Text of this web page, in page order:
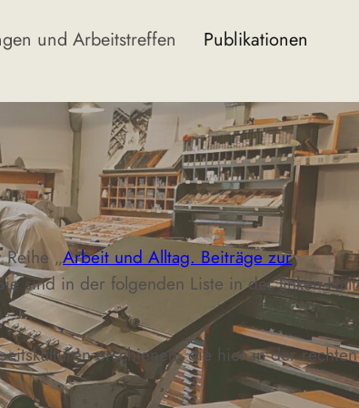
und Arbeitstreffen Publikationen
„Arbeit und Alltag. Beiträge zur
sind in der folgenden Liste in der linken
erschienen, die hier in der rechten